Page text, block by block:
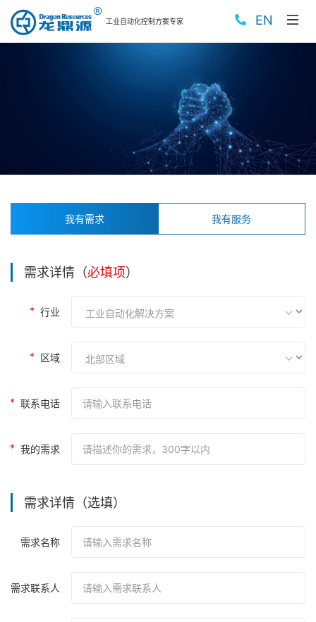
工业自动化控制方案专家 EN
我有需求 我有服务
需求详情（必填项）
行业
区域
联系电话
我的需求
需求详情（选填）
需求名称
需求联系人